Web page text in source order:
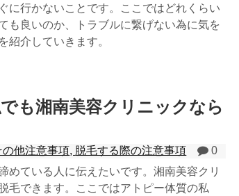
に行かないことです。ここではどれくらい
も良いのか、トラブルに繋げない為に気を
紹介していきます。
も湘南美容クリニックなら
の他注意事項, 脱毛する際の注意事項
0
めている人に伝えたいです。湘南美容クリ
毛できます。ここではアトピー体質の私